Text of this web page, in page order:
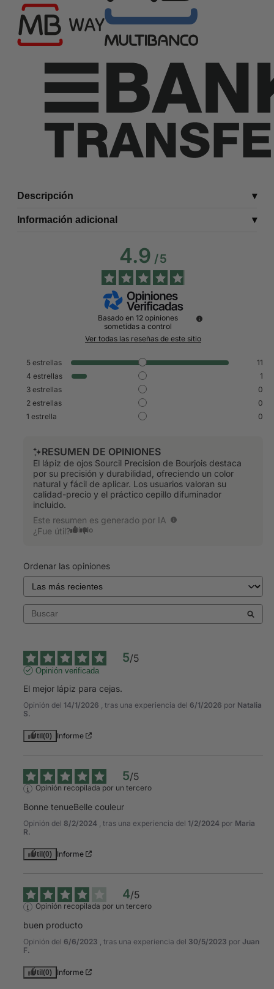
Descripción
Información adicional
4.9/5
Basado en 12 opiniones
sometidas a control
Ver todas las reseñas de este sitio
5 estrellas
11
4 estrellas
1
3 estrellas
0
2 estrellas
0
1 estrella 0
RESUMEN DE OPINIONES
El lápiz de ojos Sourcil Precision de Bourjois destaca
por su precisión y durabilidad, ofreciendo un color
natural y fácil de aplicar. Los usuarios valoran su
calidad-precio y el práctico cepillo difuminador
incluido.
Este resumen es generado por IA
¿Fue útil? Sí No
Ordenar las opiniones
5/5
Opinión verificada
El mejor lápiz para cejas.
Opinión del 14/1/2026 , tras una experiencia del 6/1/2026 por Natalia
S.
Útil (0) Informe
5/5
Opinión recopilada por un tercero
Bonne tenueBelle couleur
Opinión del 8/2/2024 , tras una experiencia del 1/2/2024 por Maria
R.
Útil (0) Informe
4/5
Opinión recopilada por un tercero
buen producto
Opinión del 6/6/2023 , tras una experiencia del 30/5/2023 por Juan
F.
Útil (0) Informe